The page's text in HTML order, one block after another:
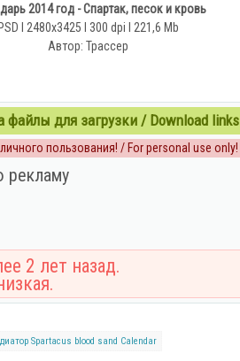
2014 год - Спартак, песок и кровь
PSD l 2480x3425 l 300 dpi l 221,6 Mb
Автор: Трассер
файлы для загрузки / Download links
пользования! / For personal use only!
рекламу
2 лет назад.
Spartacus blood sand Calendar